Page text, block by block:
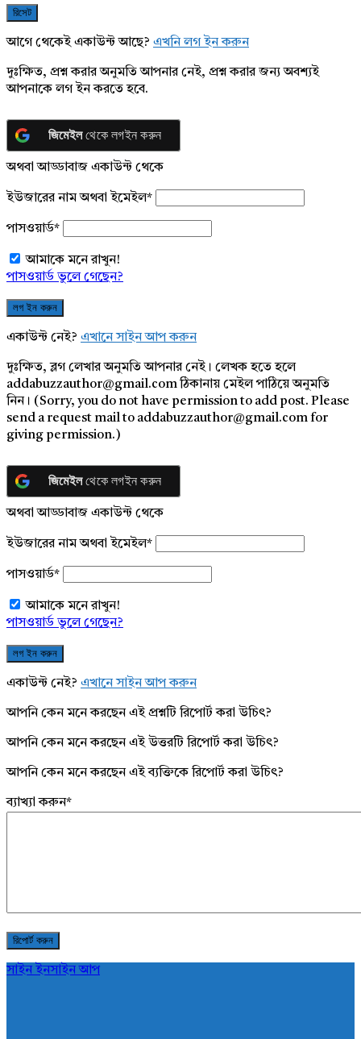
আগে থেকেই একাউন্ট আছে? এখনি লগ ইন করুন
দুঃক্ষিত, প্রশ্ন করার অনুমতি আপনার নেই, প্রশ্ন করার জন্য অবশ্যই
আপনাকে লগ ইন করতে হবে.
জিমেইলথেকে লগইন করুন
অথবা আড্ডাবাজ একাউন্ট থেকে
ইউজারের নাম অথবা ইমেইল*
পাসওয়ার্ড*
আমাকে মনে রাখুন!
পাসওয়ার্ড ভুলে গেছেন?
একাউন্ট নেই? এখানে সাইন আপ করুন
দুঃক্ষিত, ব্লগ লেখার অনুমতি আপনার নেই। লেখক হতে হলে
addabuzzauthor@gmail.com ঠিকানায় মেইল পাঠিয়ে অনুমতি
নিন। (Sorry, you do not have permission to add post. Please
send a request mail to addabuzzauthor@gmail.com for
giving permission.)
জিমেইলথেকে লগইন করুন
অথবা আড্ডাবাজ একাউন্ট থেকে
ইউজারের নাম অথবা ইমেইল*
পাসওয়ার্ড*
আমাকে মনে রাখুন!
পাসওয়ার্ড ভুলে গেছেন?
একাউন্ট নেই? এখানে সাইন আপ করুন
আপনি কেন মনে করছেন এই প্রশ্নটি রিপোর্ট করা উচিৎ?
আপনি কেন মনে করছেন এই উত্তরটি রিপোর্ট করা উচিৎ?
আপনি কেন মনে করছেন এই ব্যক্তিকে রিপোর্ট করা উচিৎ?
ব্যাখ্যা করুন*
সাইন ইনসাইন আপ